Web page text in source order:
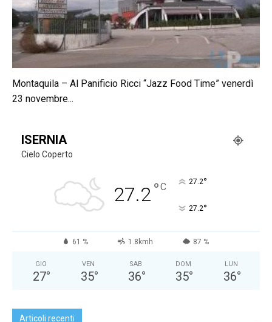
Montaquila – Al Panificio Ricci “Jazz Food Time” venerdì
23 novembre...
ISERNIA
Cielo Coperto
27.2°C 27.2°
27.2°
61 % 1.8kmh 87 %
GIO
27°
VEN
35°
SAB
36°
DOM
35°
LUN
36°
Articoli recenti